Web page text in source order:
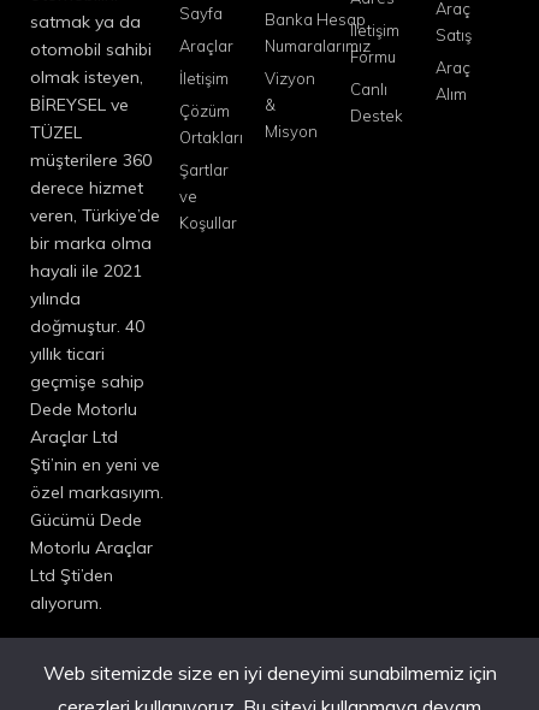
satmak ya da
otomobil sahibi
olmak isteyen,
BİREYSEL ve
TÜZEL
müşterilere 360
derece hizmet
veren, Türkiye’de
bir marka olma
hayali ile 2021
yılında
doğmuştur. 40
yıllık ticari
geçmişe sahip
Dede Motorlu
Araçlar Ltd
Şti’nin en yeni ve
özel markasıyım.
Gücümü Dede
Motorlu Araçlar
Ltd Şti’den
alıyorum.
Sayfa
Araçlar
İletişim
Çözüm
Ortakları
Şartlar
ve
Koşullar
Banka Hesap
Numaralarımız
Vizyon
&
Misyon
İletişim
Formu
Canlı
Destek
Araç
Satış
Araç
Alım
Web sitemizde size en iyi deneyimi sunabilmemiz için